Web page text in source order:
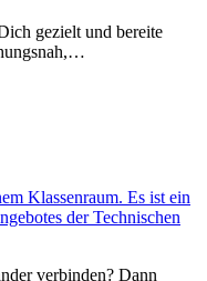
gezielt und bereite
verbinden? Dann